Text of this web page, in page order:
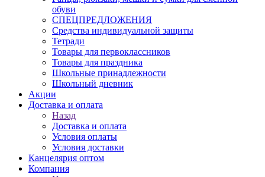
обуви
СПЕЦПРЕДЛОЖЕНИЯ
Средства индивидуальной защиты
Тетради
Товары для первоклассников
Товары для праздника
Школьные принадлежности
Школьный дневник
Акции
Доставка и оплата
Назад
Доставка и оплата
Условия оплаты
Условия доставки
Канцелярия оптом
Компания